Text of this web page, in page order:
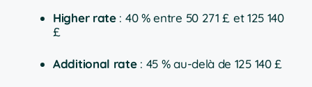
Higher rate: 40 % entre 50 271 £ et 125 140
£
Additional rate: 45 % au-delà de 125 140 £